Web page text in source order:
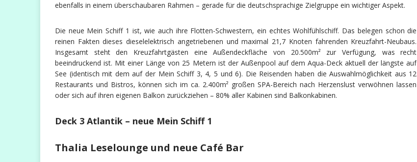
ebenfalls in einem überschaubaren Rahmen – gerade für die deutschsprachige Zielgruppe ein wichtiger Aspekt.
Die neue Mein Schiff 1 ist, wie auch ihre Flotten-Schwestern, ein echtes Wohlfühlschiff. Das belegen schon die
reinen Fakten dieses dieselelektrisch angetriebenen und maximal 21,7 Knoten fahrenden Kreuzfahrt-Neubaus.
Insgesamt steht den Kreuzfahrtgästen eine Außendeckfläche von 20.500m² zur Verfügung, was recht
beeindruckend ist. Mit einer Länge von 25 Metern ist der Außenpool auf dem Aqua-Deck aktuell der längste auf
See (identisch mit dem auf der Mein Schiff 3, 4, 5 und 6). Die Reisenden haben die Auswahlmöglichkeit aus 12
Restaurants und Bistros, können sich im ca. 2.400m² großen SPA-Bereich nach Herzenslust verwöhnen lassen
oder sich auf ihren eigenen Balkon zurückziehen – 80% aller Kabinen sind Balkonkabinen.
Deck 3 Atlantik – neue Mein Schiff 1
Thalia Leselounge und neue Café Bar